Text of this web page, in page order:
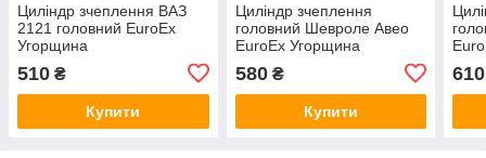
Циліндр зчеплення ВАЗ
2121 головний EuroEx
Угорщина
510 ₴
Купити
Циліндр зчеплення
головний Шевроле Авео
EuroEx Угорщина
580₴
Купити
610